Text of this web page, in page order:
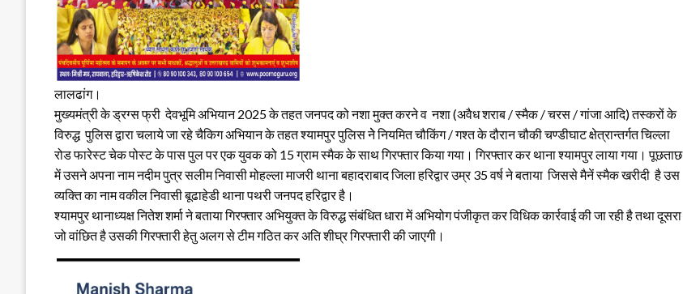
लालढांग।
मुख्यमंत्री के ड्रग्स फ्री देवभूमि अभियान 2025 के तहत जनपद को नशा मुक्त करने व नशा (अवैध शराब / स्मैक / चरस / गांजा आदि) तस्करों के
विरुद्ध पुलिस द्वारा चलाये जा रहे चैकिग अभियान के तहत श्यामपुर पुलिस नेे नियमित चौकिंग / गश्त के दौरान चौकी चण्डीघाट क्षेत्रान्तर्गत चिल्ला
रोड फारेस्ट चेक पोस्ट के पास पुल पर एक युवक को 15 ग्राम स्मैक के साथ गिरफ्तार किया गया। गिरफ्तार कर थाना श्यामपुर लाया गया। पूछताछ
में उसने अपना नाम नदीम पुत्र सलीम निवासी मोहल्ला माजरी थाना बहादराबाद जिला हरिद्वार उम्र 35 वर्ष ने बताया जिससे मैनें स्मैक खरीदी है उस
व्यक्ति का नाम वकील निवासी बूढाहेडी थाना पथरी जनपद हरिद्वार है।
श्यामपुर थानाध्यक्ष नितेश शर्मा ने बताया गिरफ्तार अभियुक्त के विरुद्ध संबंधित धारा में अभियोग पंजीकृत कर विधिक कार्रवाई की जा रही है तथा दूसरा
जो वांछित है उसकी गिरफ्तारी हेतु अलग से टीम गठित कर अति शीघ्र गिरफ्तारी की जाएगी।